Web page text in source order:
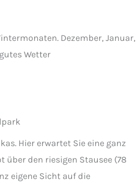
Dezember, Januar,
Wetter
Hier erwartet Sie eine ganz
über den riesigen Stausee (78
eigene Sicht auf die